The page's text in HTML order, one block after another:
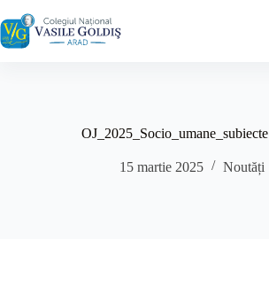
la
conținut
OJ_2025_Socio_umane_subiecte
15 martie 2025 Noutăți